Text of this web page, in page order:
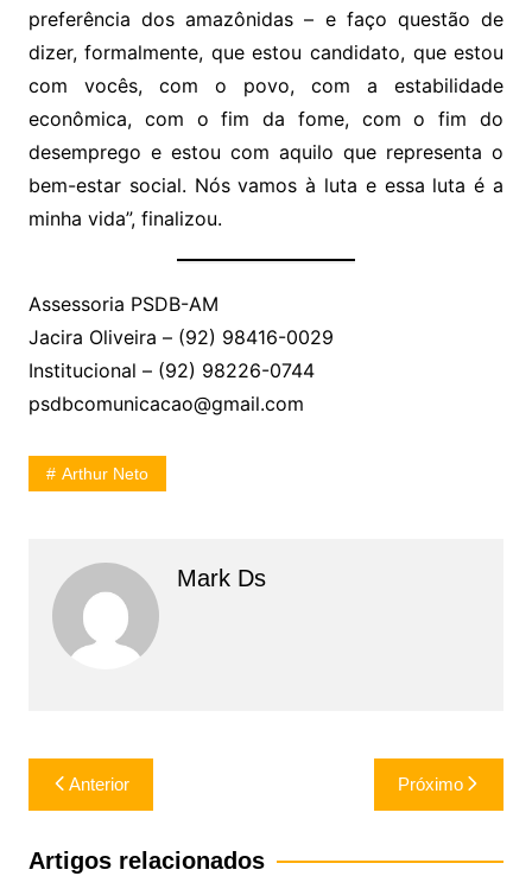
preferência dos amazônidas – e faço questão de
dizer, formalmente, que estou candidato, que estou
com vocês, com o povo, com a estabilidade
econômica, com o fim da fome, com o fim do
desemprego e estou com aquilo que representa o
bem-estar social. Nós vamos à luta e essa luta é a
minha vida”, finalizou.
Assessoria PSDB-AM
Jacira Oliveira – (92) 98416-0029
Institucional – (92) 98226-0744
psdbcomunicacao@gmail.com
Arthur Neto
Mark Ds
Navegação
de
Post
Anterior Próximo
Artigos relacionados